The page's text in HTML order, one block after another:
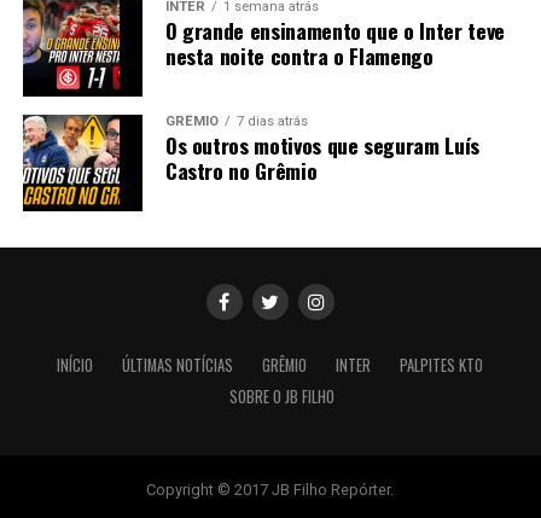
INTER 1 semana atrás
O grande ensinamento que o Inter teve
nesta noite contra o Flamengo
GRÊMIO 7 dias atrás
Os outros motivos que seguram Luís
Castro no Grêmio
INÍCIO ÚLTIMAS NOTÍCIAS GRÊMIO INTER
PALPITES KTO
SOBRE O JB FILHO
Copyright © 2017 JB Filho Repórter.